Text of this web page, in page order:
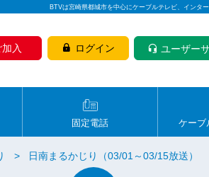
BTVは宮崎県都城市を中心にケーブルテレビ、インタ
入 ログイン ユーザー
固定電話 ケーブ
日南まるかじり（03/01～03/15放送）